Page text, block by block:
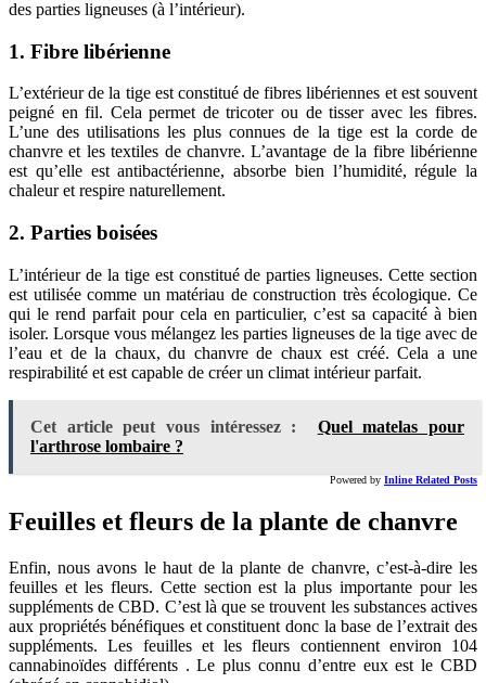
des parties ligneuses (à l’intérieur).
1. Fibre libérienne
L’extérieur de la tige est constitué de fibres libériennes et est souvent
peigné en fil. Cela permet de tricoter ou de tisser avec les fibres.
L’une des utilisations les plus connues de la tige est la corde de
chanvre et les textiles de chanvre. L’avantage de la fibre libérienne
est qu’elle est antibactérienne, absorbe bien l’humidité, régule la
chaleur et respire naturellement.
2. Parties boisées
L’intérieur de la tige est constitué de parties ligneuses. Cette section
est utilisée comme un matériau de construction très écologique. Ce
qui le rend parfait pour cela en particulier, c’est sa capacité à bien
isoler. Lorsque vous mélangez les parties ligneuses de la tige avec de
l’eau et de la chaux, du chanvre de chaux est créé. Cela a une
respirabilité et est capable de créer un climat intérieur parfait.
Cet article peut vous intéressez :
Quel matelas pour
l'arthrose lombaire ?
Powered by Inline Related Posts
Feuilles et fleurs de la plante de chanvre
Enfin, nous avons le haut de la plante de chanvre, c’est-à-dire les
feuilles et les fleurs. Cette section est la plus importante pour les
suppléments de CBD. C’est là que se trouvent les substances actives
aux propriétés bénéfiques et constituent donc la base de l’extrait des
suppléments. Les feuilles et les fleurs contiennent environ 104
cannabinoïdes différents . Le plus connu d’entre eux est le CBD